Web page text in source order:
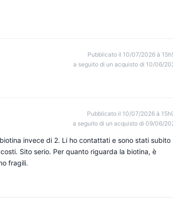
Pubblicato il 10/07/2026 à
a seguito di un acquisto di 10/06/
Pubblicato il 10/07/2026 à
a seguito di un acquisto di 09/06/
invece di 2. Li ho contattati e sono stati subito
Sito serio. Per quanto riguarda la biotina, è
fragili.